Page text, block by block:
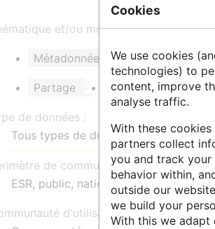
et/ou mots clés :
Métadonnées DOI
Partage Réutilisation
de données :
Tous types de données non éligibles
de communauté :
ESR, public, national
d'utilisateurs :
Cookies
We use cookies
technologies) to
content, improve
analyse traffic.
With these
partners collect
you and track your
behavior within,
outside our
we build your
With this we adapt